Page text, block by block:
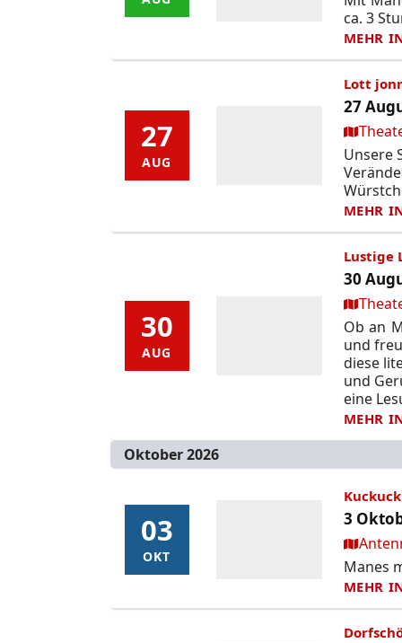
ca. 3
MEHR
27
AUG
27
AUG
Lott
27
Ort:
Unsere
MEHR
30
AUG
30
AUG
Lustige
30
Ort:
Ob an
und
diese
und
eine
MEHR
Oktober 2026
03
OKT
03
OKT
3
Ort:
Manes
MEHR